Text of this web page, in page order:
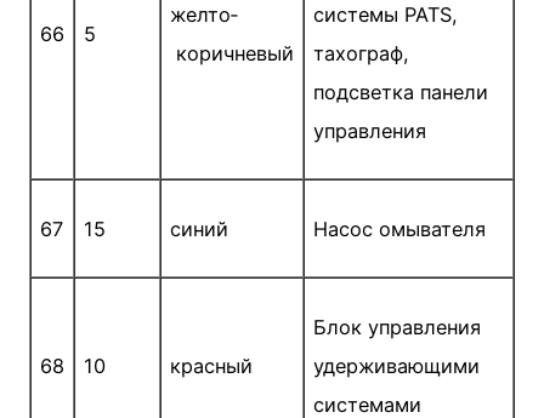
66 5
желто­
коричневый
системы PATS,
тахограф,
подсветка панели
управления
67 15 синий Насос омывателя
68 10 красный
Блок управления
удерживающими
систе­мами